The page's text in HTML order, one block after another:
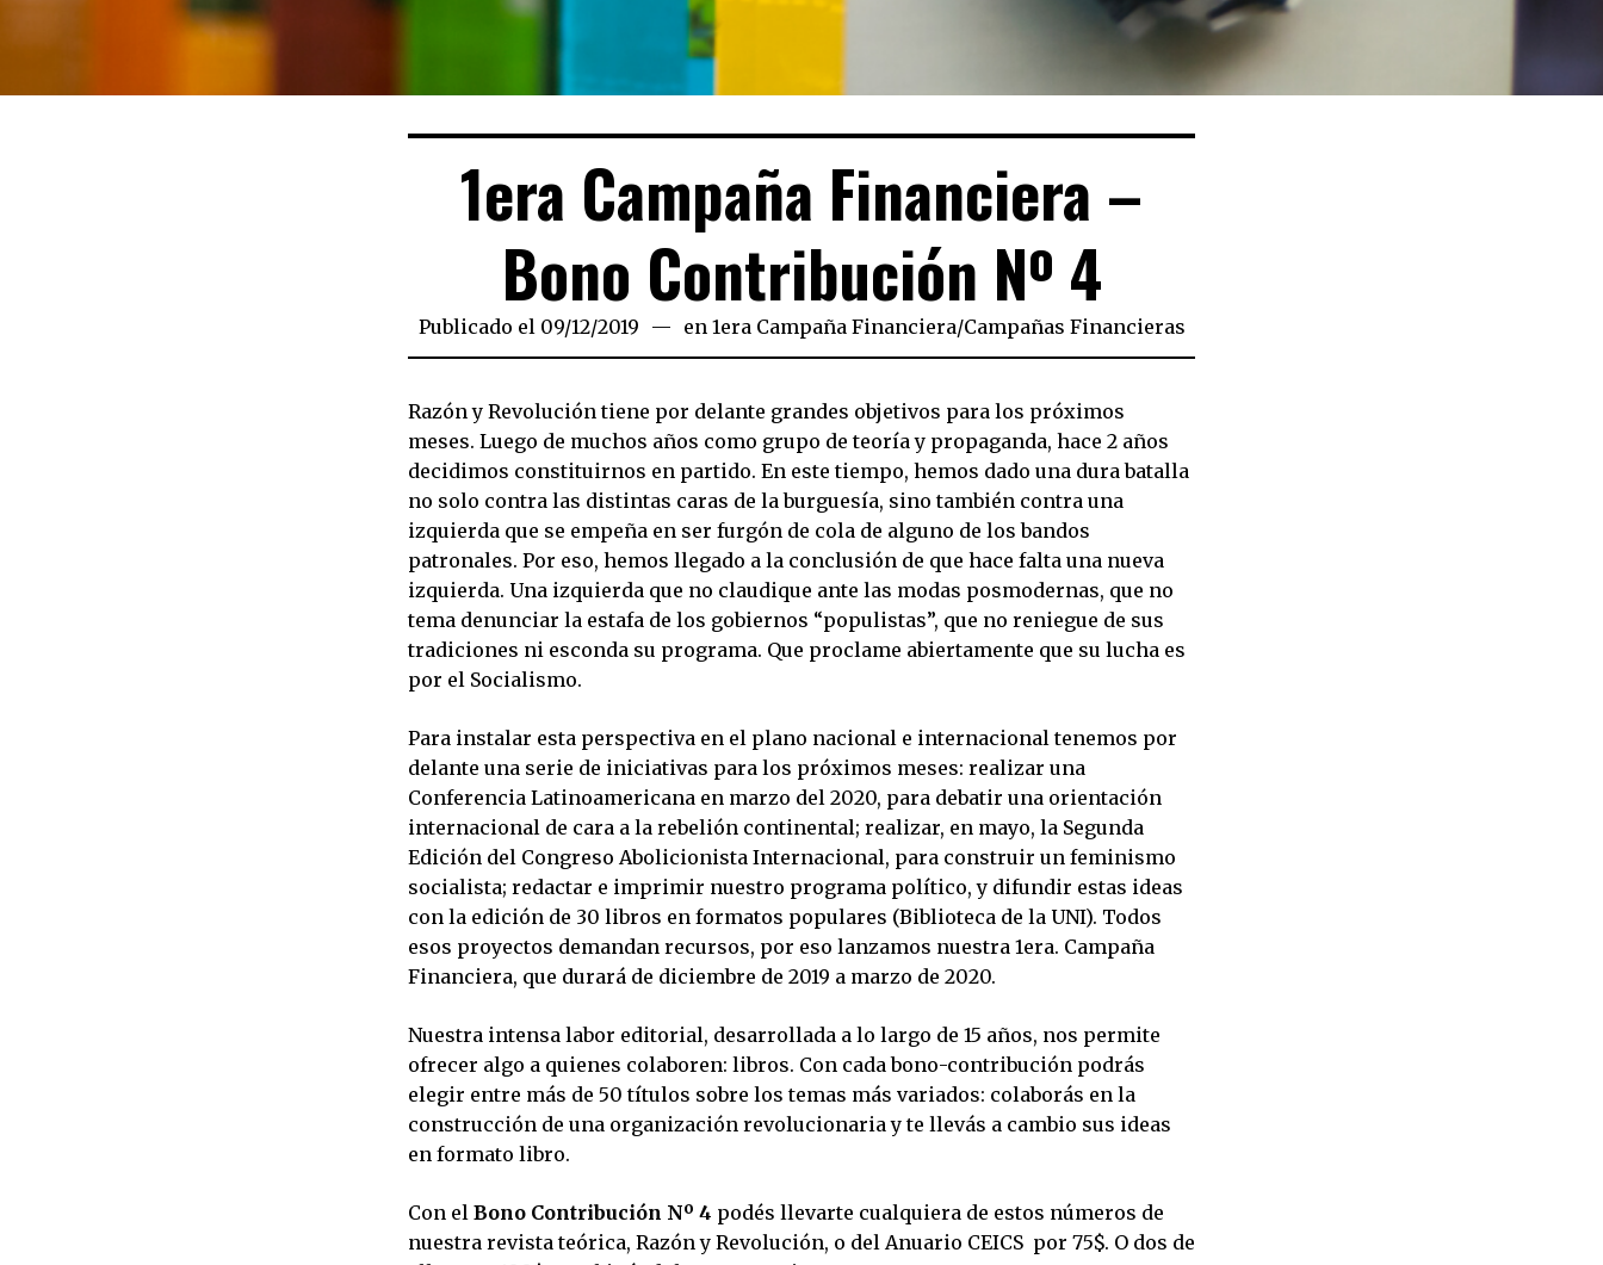
1era Campaña Financiera –
Bono Contribución Nº 4
Publicado el 09/12/2019 09/12/2019
en 1era Campaña Financiera/Campañas Financieras
Razón y Revolución tiene por delante grandes objetivos para los próximos
meses. Luego de muchos años como grupo de teoría y propaganda, hace 2 años
decidimos constituirnos en partido. En este tiempo, hemos dado una dura batalla
no solo contra las distintas caras de la burguesía, sino también contra una
izquierda que se empeña en ser furgón de cola de alguno de los bandos
patronales. Por eso, hemos llegado a la conclusión de que hace falta una nueva
izquierda. Una izquierda que no claudique ante las modas posmodernas, que no
tema denunciar la estafa de los gobiernos “populistas”, que no reniegue de sus
tradiciones ni esconda su programa. Que proclame abiertamente que su lucha es
por el Socialismo.
Para instalar esta perspectiva en el plano nacional e internacional tenemos por
delante una serie de iniciativas para los próximos meses: realizar una
Conferencia Latinoamericana en marzo del 2020, para debatir una orientación
internacional de cara a la rebelión continental; realizar, en mayo, la Segunda
Edición del Congreso Abolicionista Internacional, para construir un feminismo
socialista; redactar e imprimir nuestro programa político, y difundir estas ideas
con la edición de 30 libros en formatos populares (Biblioteca de la UNI). Todos
esos proyectos demandan recursos, por eso lanzamos nuestra 1era. Campaña
Financiera, que durará de diciembre de 2019 a marzo de 2020.
Nuestra intensa labor editorial, desarrollada a lo largo de 15 años, nos permite
ofrecer algo a quienes colaboren: libros. Con cada bono-contribución podrás
elegir entre más de 50 títulos sobre los temas más variados: colaborás en la
construcción de una organización revolucionaria y te llevás a cambio sus ideas
en formato libro.
Con el Bono Contribución Nº 4 podés llevarte cualquiera de estos números de
nuestra revista teórica, Razón y Revolución, o del Anuario CEICS por 75$. O dos de